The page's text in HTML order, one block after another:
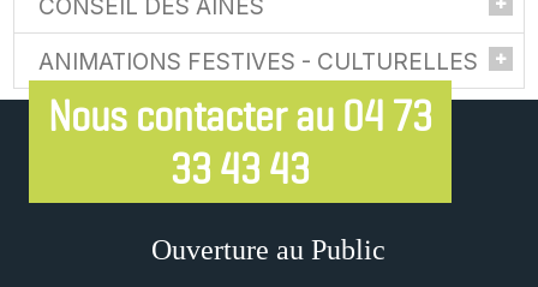
M. DUCHATEAU Julien, M. MIGNARD Bertrand,
Mme GOMEZ Tiffany, Mme ROCHEFORT Cécile,
Mme DELAUNAY Blandine, Mme BOUTONNET
Nadine
CONSEIL DES AINÉS
Mme BOUTONNET Nadine, Mme PEREZ Béatrice,
Mme MARIDET Sylvie, Mme DELAUNAY Blandine,
Mme MONTEL Carine, Mme DE SOUSA Magali, M.
MAZURE Nicolas
ANIMATIONS FESTIVES - CULTURELLES
Mme PEREZ Béatrice, Mme ROCHEFORT Cécile, M.
MIGNARD Bertrand, Mme GOMEZ Tiffany, Mme
MONTEL Carine, Mme BRUGIERE Emma
Nous contacter au 04 73
33 43 43
Ouverture au Public